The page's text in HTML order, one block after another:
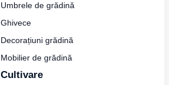
Umbrele de grădină
Ghivece
Decorațiuni grădină
Mobilier de grădină
Cultivare